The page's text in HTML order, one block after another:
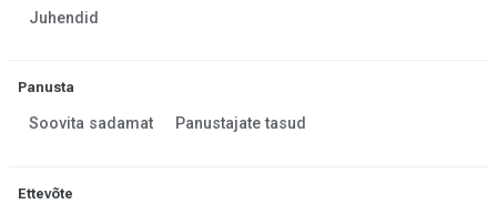
Juhendid
Panusta
Soovita sadamat Panustajate tasud
Ettevõte